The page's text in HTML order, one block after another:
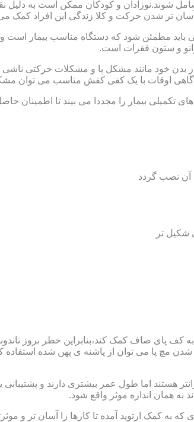
شوند.نوزادان و کودکان ممکن است به
تر شدن حرکت و کلا زندگی این افراد کمک
مطمئن شود که دستگاه مناسب بیمار است و
و ستون فقرات است.
بدن خود مانند مشکل پا و مشکلات حرکتی
گاهی اوقات با یک کفی کفش مناسب می توان
تکمیلی بیمار را مجددا می بیند تا اطمینان
آن نصب گردد
شکیل تر
پای صاف کمک کند،بنابراین خطر بروز
مچ پا می توان از پاشنه ی پهن شده
هستند اما طول عمر بیشتری دارند و پشتیبانی
همان اندازه موثر واقع شود.
به کمک ارتوپد آمده تا کارها را آسان تر و